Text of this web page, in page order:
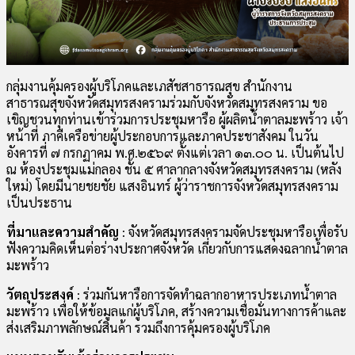
กลุ่มงานคุ้มครองผู้บริโภคและเภสัชสาธารณสุข สำนักงาน
สาธารณสุขจังหวัดสมุทรสงครามร่วมกับจังหวัดสมุทรสงคราม ขอ
เขิญชวนทุกท่านเข้าร่วมการประชุมหารือ ผู้ผลิตน้ำตาลมะพร้าว เจ้า
หน้าที่ ภาคีเครือข่ายผู้ประกอบการและภาคประชาสังคม ในวัน
อังคารที่ ๗ กรกฏาคม พ.ศ.๒๕๖๙ ตั้งแต่เวลา ๑๓.๐๐ น. เป็นต้นไป
ณ ห้องประชุมแม่กลอง ชั้น ๕ ศาลากลางจังหวัดสมุทรสงคราม (หลัง
ใหม่) โดยมีนายชยชัย แสงอินทร์ ผู้ว่าราชการจังหวัดสมุทรสงคราม
เป็นประธาน
ที่มาและความสำคัญ : จังหวัดสมุทรสงครามจัดประชุมหารือเพื่อรับ
ฟังความคิดเห็นต่อร่างประกาศจังหวัด เกี่ยวกับการแสดงฉลากน้ำตาล
มะพร้าว
วัตถุประสงค์ : ร่วมกันหารือการจัดทำฉลากอาหารประเภทน้ำตาล
มะพร้าว เพื่อให้ข้อมูลแก่ผู้บริโภค, สร้างความเชื่อมั่นทางการค้าและ
ส่งเสริมภาพลักษณ์สินค้า รวมถึงการคุ้มครองผู้บริโภค